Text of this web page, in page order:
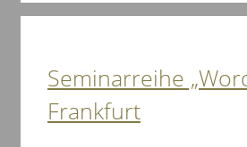
Seminarreihe
Frankfurt